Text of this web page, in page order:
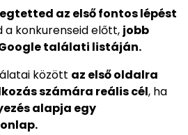
az első fontos lépést
a konkurenseid előtt, jobb
találati listáján.
között az első oldalra
számára reális cél, ha
alapja egy